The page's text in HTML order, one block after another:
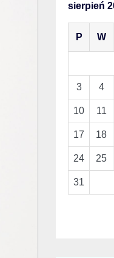
sierpień
P W
3 4
10 11
17 18
24 25
31